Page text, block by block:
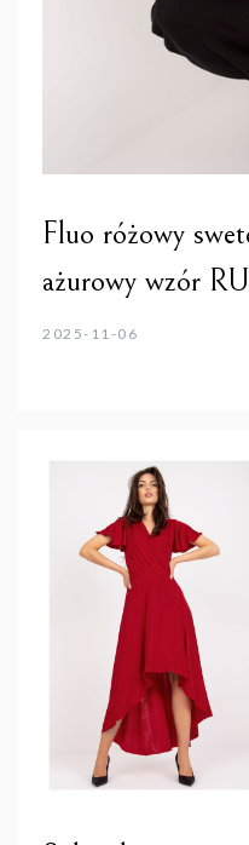
Fluo różowy
ażurowy wzór
2025-11-06